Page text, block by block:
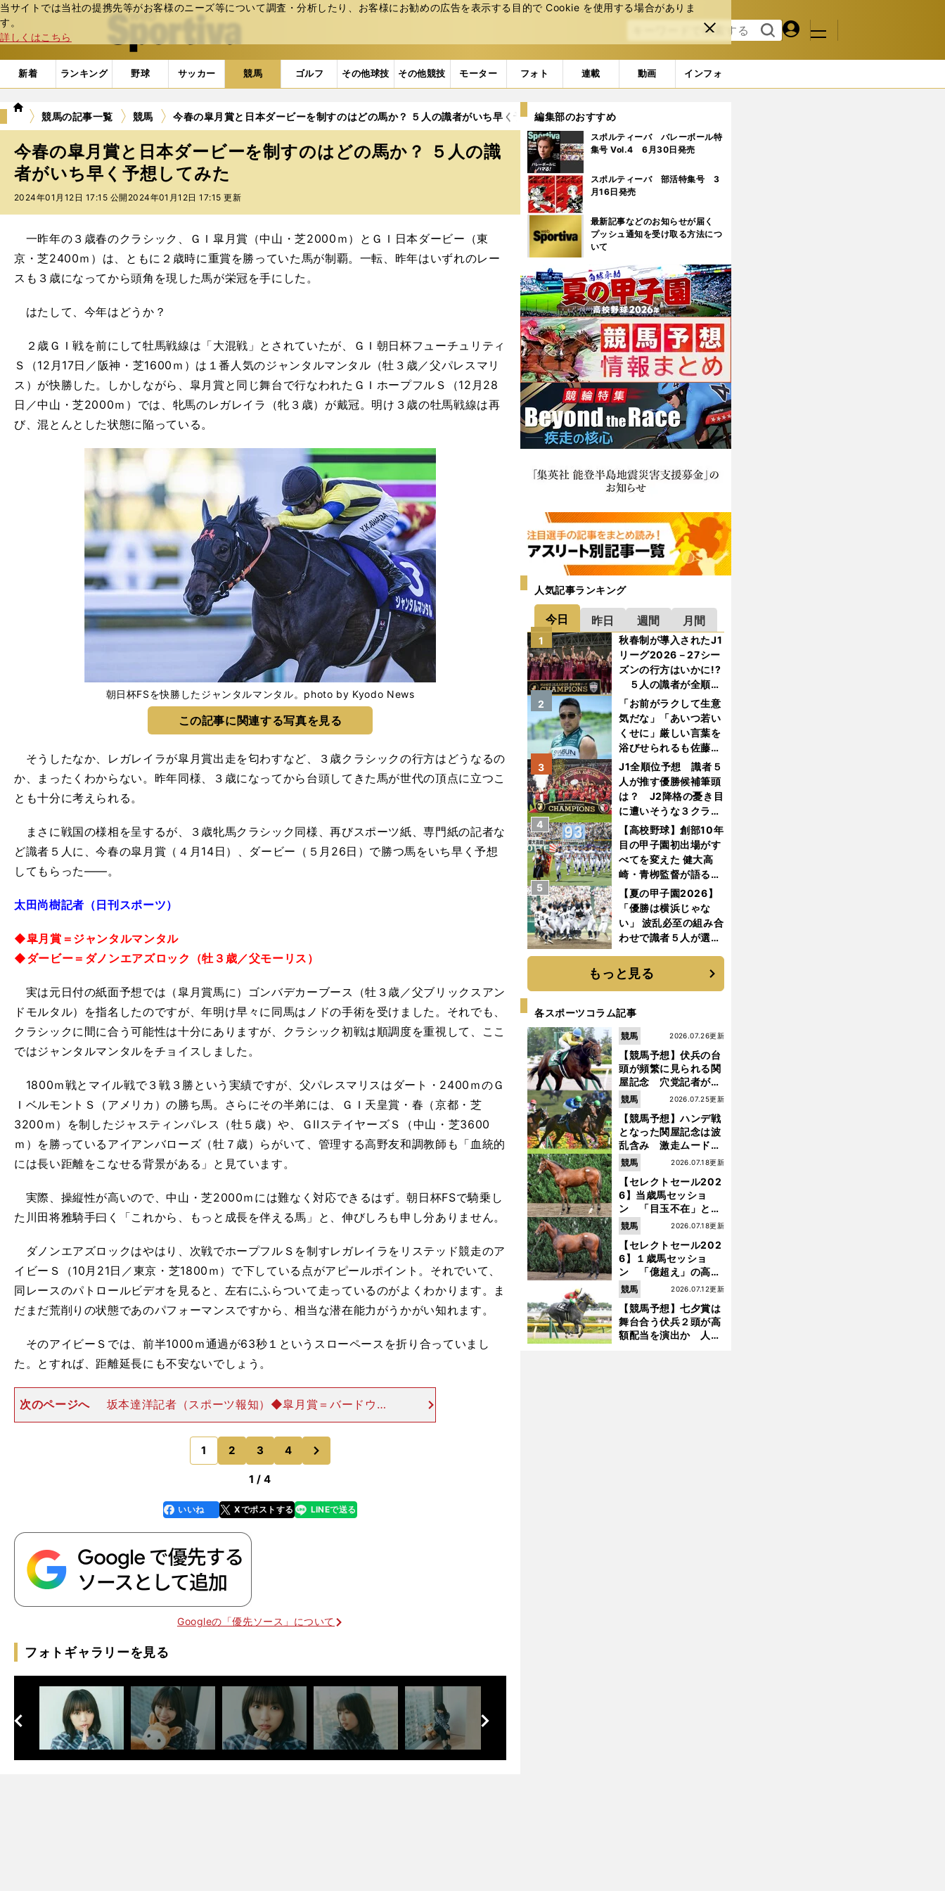
当サイトでは当社の提携先等がお客様のニーズ等について調査・分析したり、お客様にお勧めの広告を表⽰する⽬的で Cookie を使⽤する場合がありま
す。
詳しくはこちら
閉じ
る
web Sportiva (webスポルティーバ)
検索
る
マイペ
ジ
メニュ
新着 ランキング 野球 サッカー 競馬 ゴルフ その他球技 その他競技 モーター フォト 連載 動画 インフォ
we
ポ
ル
テ
ィ
ー
競馬の記事一覧 競馬 今春の皐月賞と日本ダービーを制すのはどの馬か？ ５人の識者がいち早く予想してみた
今春の皐月賞と日本ダービーを制すのはどの馬か？ ５人の識
者がいち早く予想してみた
2024年01月12日 17:15 公開 2024年01月12日 17:15 更新
一昨年の３歳春のクラシック、ＧＩ皐月賞（中山・芝2000ｍ）とＧＩ日本ダービー（東
京・芝2400ｍ）は、ともに２歳時に重賞を勝っていた馬が制覇。一転、昨年はいずれのレー
スも３歳になってから頭角を現した馬が栄冠を手にした。
はたして、今年はどうか？
２歳ＧＩ戦を前にして牡馬戦線は「大混戦」とされていたが、ＧＩ朝日杯フューチュリティ
Ｓ（12月17日／阪神・芝1600ｍ）は１番人気のジャンタルマンタル（牡３歳／父パレスマリ
ス）が快勝した。しかしながら、皐月賞と同じ舞台で行なわれたＧＩホープフルＳ（12月28
日／中山・芝2000ｍ）では、牝馬のレガレイラ（牝３歳）が戴冠。明け３歳の牡馬戦線は再
び、混とんとした状態に陥っている。
朝日杯FSを快勝したジャンタルマンタル。photo by Kyodo News
この記事に関連する写真を見る
そうしたなか、レガレイラが皐月賞出走を匂わすなど、３歳クラシックの行方はどうなるの
か、まったくわからない。昨年同様、３歳になってから台頭してきた馬が世代の頂点に立つこ
とも十分に考えられる。
まさに戦国の様相を呈するが、３歳牝馬クラシック同様、再びスポーツ紙、専門紙の記者な
ど識者５人に、今春の皐月賞（４月14日）、ダービー（５月26日）で勝つ馬をいち早く予想
してもらった――。
太田尚樹記者（日刊スポーツ）
◆皐月賞＝ジャンタルマンタル
◆ダービー＝ダノンエアズロック（牡３歳／父モーリス）
実は元日付の紙面予想では（皐月賞馬に）ゴンバデカーブース（牡３歳／父ブリックスアン
ドモルタル）を指名したのですが、年明け早々に同馬はノドの手術を受けました。それでも、
クラシックに間に合う可能性は十分にありますが、クラシック初戦は順調度を重視して、ここ
ではジャンタルマンタルをチョイスしました。
1800ｍ戦とマイル戦で３戦３勝という実績ですが、父パレスマリスはダート・2400ｍのＧ
ＩベルモントＳ（アメリカ）の勝ち馬。さらにその半弟には、ＧＩ天皇賞・春（京都・芝
3200ｍ）を制したジャスティンパレス（牡５歳）や、ＧIIステイヤーズＳ（中山・芝3600
ｍ）を勝っているアイアンバローズ（牡７歳）らがいて、管理する高野友和調教師も「血統的
には長い距離をこなせる背景がある」と見ています。
実際、操縦性が高いので、中山・芝2000ｍには難なく対応できるはず。朝日杯FSで騎乗し
た川田将雅騎手曰く「これから、もっと成長を伴える馬」と、伸びしろも申し分ありません。
ダノンエアズロックはやはり、次戦でホープフルＳを制すレガレイラをリステッド競走のア
イビーＳ（10月21日／東京・芝1800ｍ）で下している点がアピールポイント。それでいて、
同レースのパトロールビデオを見ると、左右にふらついて走っているのがよくわかります。ま
だまだ荒削りの状態であのパフォーマンスですから、相当な潜在能力がうかがい知れます。
そのアイビーＳでは、前半1000ｍ通過が63秒１というスローペースを折り合っていまし
た。とすれば、距離延長にも不安ないでしょう。
次のページへ
坂本達洋記者（スポーツ報知）◆皐月賞＝バードウォ
ッチャー（牡３歳／父ブラックタイド）◆ダービー＝ダノンエアズロッ
ク 朝日杯FSやホープフルＳで牝馬が存在感を示したなか、３歳牡馬戦
線はいまだ抜けた存
1 2 3 4
のページへ
1 / 4
faceboo
k
いいね Xでポストする
line LINEで送る
Googleの「優先ソース」について
フォトギャラリーを見る
次
へ
編集部のおすすめ
スポルティーバ バレーボール特
集号 Vol.4 6月30日発売
スポルティーバ 部活特集号 3
月16日発売
最新記事などのお知らせが届く
プッシュ通知を受け取る方法につ
いて
人気記事ランキング
今日 昨日 週間 月間
秋春制が導入されたJ1
リーグ2026－27シー
ズンの行方はいかに!?
５人の識者が全順位
を大胆予想
1
「お前がラクして生意
気だな」「あいつ若い
くせに」厳しい言葉を
浴びせられるも佐藤慎
太郎が貫いた誇りとフ
ァンへの思い
2
J1全順位予想 識者５
人が推す優勝候補筆頭
は？ J2降格の憂き目
に遭いそうな３クラブ
とは？
3
【高校野球】創部10年
目の甲子園初出場がす
べてを変えた 健大高
崎・青栁監督が語る
「機動破壊」はこうし
て生まれた
4
【夏の甲子園2026】
「優勝は横浜じゃな
い」 波乱必至の組み合
わせで識者５人が選ん
5
もっと見る
各スポーツコラム記事
【競馬予想】伏兵の台
頭が頻繁に見られる関
屋記念 穴党記者が目
をつけた激走候補２頭
2026.07.26更新
競馬
【競馬予想】ハンデ戦
となった関屋記念は波
乱含み 激走ムード漂
うのは「勢いのある上
がり馬」
2026.07.25更新
競馬
【セレクトセール202
6】当歳馬セッショ
ン 「目玉不在」と言
われた新種牡馬たちの
評価はいかに!?
2026.07.18更新
競馬
【セレクトセール202
6】１歳馬セッショ
ン 「億超え」の高額
馬のなかで現場のプロ
がほれ込んだ４頭
2026.07.18更新
競馬
【競馬予想】七夕賞は
舞台合う伏兵２頭が高
額配当を演出か 人気
2026.07.12更新
競馬